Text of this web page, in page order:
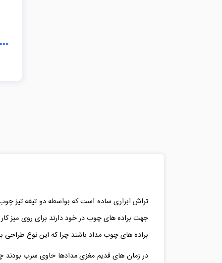
تراش ابزاری ساده است که بواسطه دو تیغه تیز
جهت براده های چوب در خود دارند برای روی میز
براده های چوب مداد باشند چرا که این نوع
در زمان های قدیم مغزی مدادها حاوی سرب